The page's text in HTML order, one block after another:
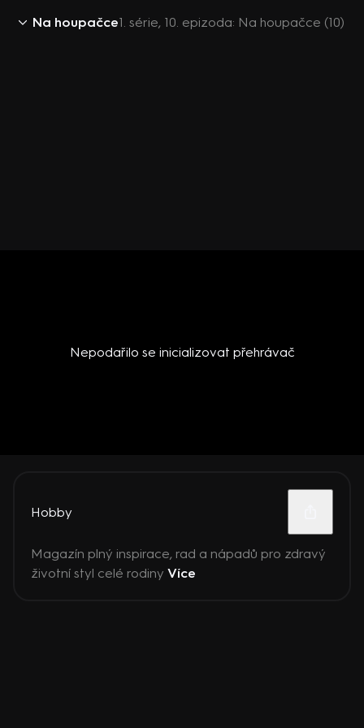
Na houpačce1. série, 10. epizoda: Na houpačce (10)
Nepodařilo se inicializovat přehrávač
Hobby
Magazín plný inspirace, rad a nápadů pro zdravý
životní styl celé rodiny Více